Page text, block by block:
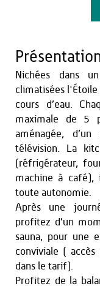
Nichées dans
climatisées
cours d’eau.
maximale de 5
aménagée,
télévision. La
(réfrigérateur,
machine à café),
toute autonomie.
Après une
profitez d’un
sauna, pour une
conviviale (
dans le tarif).
Profitez de la